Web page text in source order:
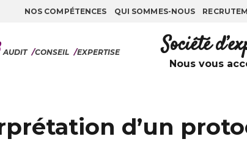
NOS COMPÉTENCES QUI SOMMES-NOUS
AUDIT /CONSEIL /EXPERTISE Société
Nous vous
d’un